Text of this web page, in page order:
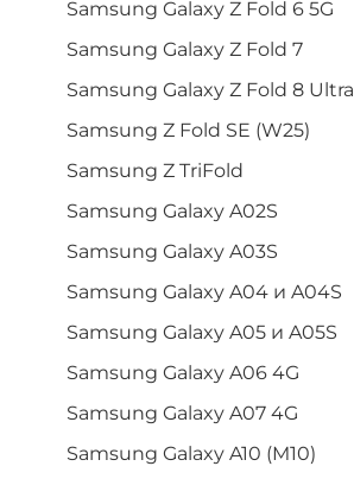
Samsung Galaxy Z Fold 6 5G
Samsung Galaxy Z Fold 7
Samsung Galaxy Z Fold 8 Ultra
Samsung Z Fold SE (W25)
Samsung Z TriFold
Samsung Galaxy A02S
Samsung Galaxy A03S
Samsung Galaxy A04 и A04S
Samsung Galaxy A05 и A05S
Samsung Galaxy A06 4G
Samsung Galaxy A07 4G
Samsung Galaxy A10 (M10)